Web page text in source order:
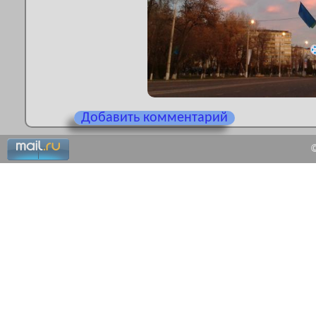
Добавить комментарий